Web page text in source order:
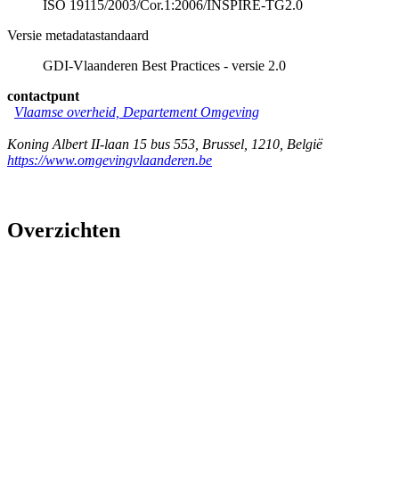
ISO 19115/2003/Cor.1:2006/INSPIRE-TG2.0
Versie metadatastandaard
GDI-Vlaanderen Best Practices - versie 2.0
contactpunt
Vlaamse overheid, Departement Omgeving
Koning Albert II-laan 15 bus 553 Brussel 1210 België
https://www.omgevingvlaanderen.be
Overzichten